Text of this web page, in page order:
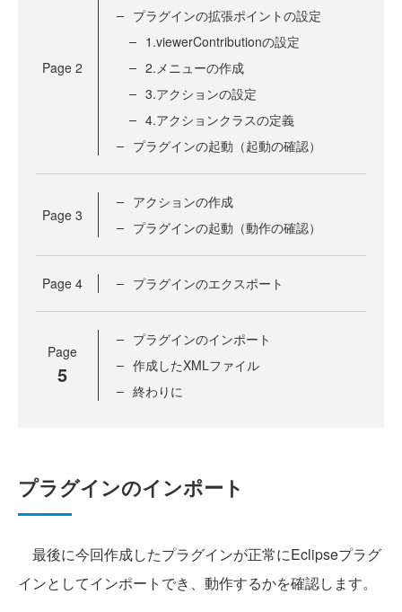
Page 2
プラグインの拡張ポイントの設定
1.viewerContributionの設定
2.メニューの作成
3.アクションの設定
4.アクションクラスの定義
プラグインの起動（起動の確認）
Page 3
アクションの作成
プラグインの起動（動作の確認）
Page 4 プラグインのエクスポート
Page
5
プラグインのインポート
作成したXMLファイル
終わりに
プラグインのインポート
最後に今回作成したプラグインが正常にEclipseプラグ
インとしてインポートでき、動作するかを確認します。